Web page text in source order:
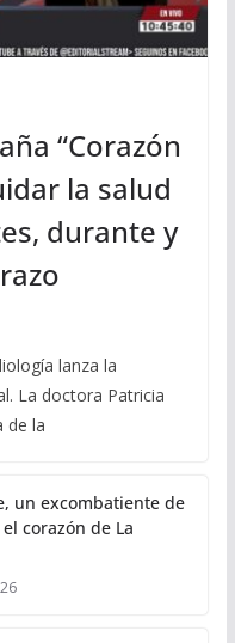
“Corazón
la salud
durante y
lanza la
La doctora Patricia
de la
un excombatiente de
corazón de La